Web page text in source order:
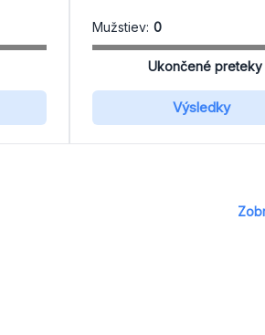
Mužstiev: 0
Ukončené preteky
Výsledky